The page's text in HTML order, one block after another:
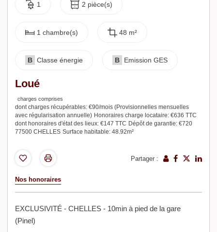
1 2 pièce(s)
1 chambre(s) 48 m²
B Classe énergie B Emission GES
Loué
charges comprises
dont charges récupérables: €90/mois (Provisionnelles mensuelles
avec régularisation annuelle) Honoraires charge locataire: €636 TTC
dont honoraires d'état des lieux: €147 TTC Dépôt de garantie: €720
77500 CHELLES Surface habitable: 48.92m²
Partager :
Nos honoraires
EXCLUSIVITÉ - CHELLES - 10min à pied de la gare
(Pinel)